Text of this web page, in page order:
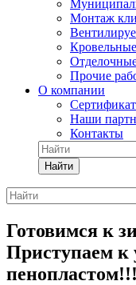
Монтаж
Прочие
О компании
Наши
Контакты
Найти
Готовимся к
Приступаем к
пенопластом!!!